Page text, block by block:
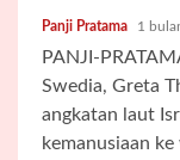
Panji Pratama 1
PANJI-
Swedia, Greta
angkatan laut
kemanusiaan